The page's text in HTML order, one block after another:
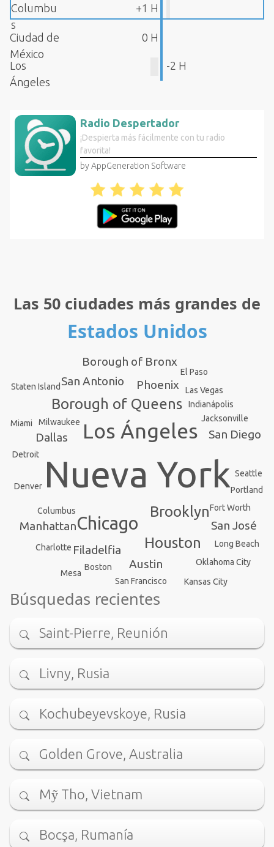
Columbu
s
+1 H
Ciudad de
México
0 H
Los
Ángeles
-2 H
Radio Despertador
¡Despierta más fácilmente con tu radio
favorita!
by AppGeneration Software
Las 50 ciudades más grandes de
Estados Unidos
Nueva York
Los Ángeles
Chicago
Brooklyn
Houston
Borough of Queens
Filadelfia
Phoenix
Manhattan
San Antonio
San Diego
Borough of Bronx
Dallas
San José
Austin
Jacksonville
San Francisco
Columbus Fort Worth
Indianápolis
Charlotte
Seattle
Denver
El Paso
Detroit
Boston
Portland
Oklahoma City
Las Vegas
Milwaukee
Kansas City
Long Beach
Mesa
Staten Island
Miami
Búsquedas recientes
Saint-Pierre, Reunión
Livny, Rusia
Kochubeyevskoye, Rusia
Golden Grove, Australia
Mỹ Tho, Vietnam
Bocşa, Rumanía